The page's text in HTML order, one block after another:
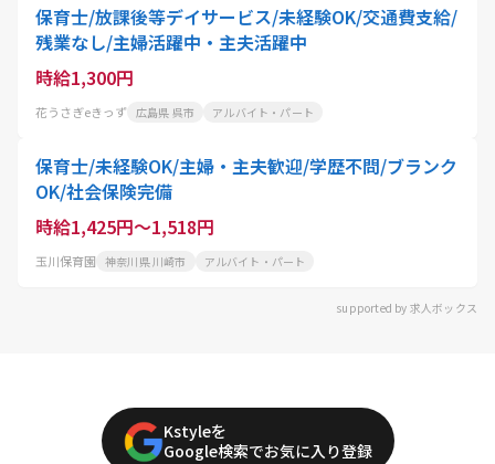
保育士/放課後等デイサービス/未経験OK/交通費支給/
残業なし/主婦活躍中・主夫活躍中
時給1,300円
花うさぎeきっず 広島県 呉市 アルバイト・パート
保育士/未経験OK/主婦・主夫歓迎/学歴不問/ブランク
OK/社会保険完備
時給1,425円～1,518円
玉川保育園 神奈川県 川崎市 アルバイト・パート
supported by 求人ボックス
Kstyleを
Google検索でお気に入り登録